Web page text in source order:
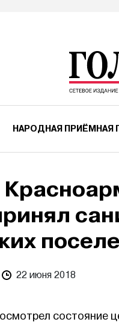
НАРОДНАЯ ПРИЁМНАЯ
22 июня 2018
состояние